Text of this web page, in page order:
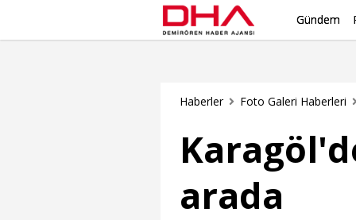
Gündem
Haberler Foto Galeri Haberleri
arada